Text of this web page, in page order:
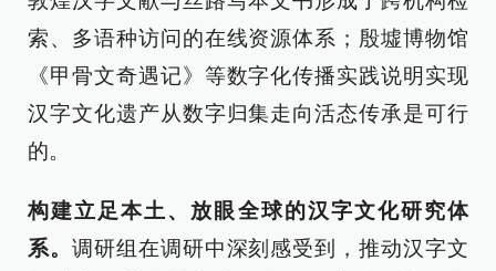
索、多语种访问的在线资源体系；殷墟博物馆
《甲骨文奇遇记》等数字化传播实践说明实现
汉字文化遗产从数字归集走向活态传承是可行
的。
构建立足本土、放眼全球的汉字文化研究体
系。 调研组在调研中深刻感受到，推动汉字文